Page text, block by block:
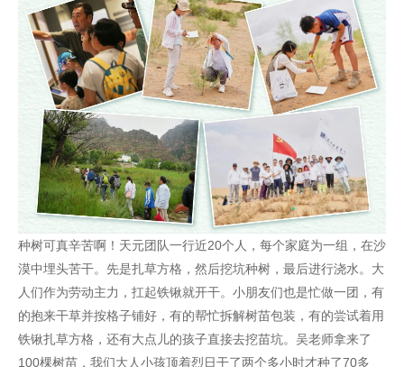
种树可真辛苦啊！天元团队一行近20个人，每个家庭为一组，在沙
漠中埋头苦干。先是扎草方格，然后挖坑种树，最后进行浇水。大
人们作为劳动主力，扛起铁锹就开干。小朋友们也是忙做一团，有
的抱来干草并按格子铺好，有的帮忙拆解树苗包装，有的尝试着用
铁锹扎草方格，还有大点儿的孩子直接去挖苗坑。吴老师拿来了
100棵树苗，我们大人小孩顶着烈日干了两个多小时才种了70多